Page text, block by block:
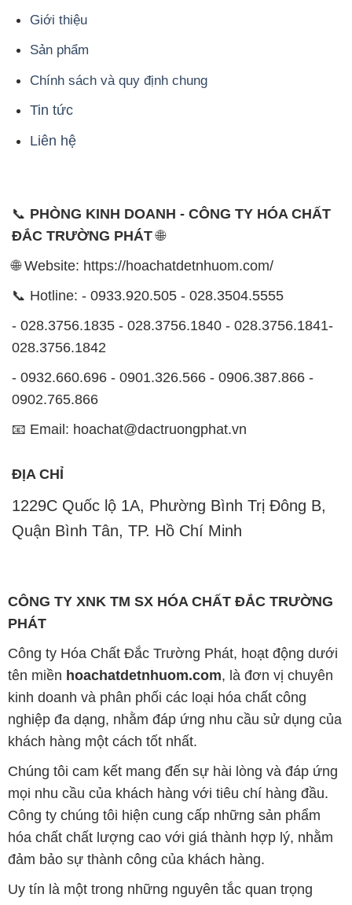
Giới thiệu
Sản phẩm
Chính sách và quy định chung
Tin tức
Liên hệ
📞 PHÒNG KINH DOANH - CÔNG TY HÓA CHẤT
ĐẮC TRƯỜNG PHÁT🌐
🌐 Website: https://hoachatdetnhuom.com/
📞 Hotline: - 0933.920.505 - 028.3504.5555
- 028.3756.1835 - 028.3756.1840 - 028.3756.1841-
028.3756.1842
- 0932.660.696 - 0901.326.566 - 0906.387.866 -
0902.765.866
📧 Email: hoachat@dactruongphat.vn
ĐỊA CHỈ
1229C Quốc lộ 1A, Phường Bình Trị Đông B,
Quận Bình Tân, TP. Hồ Chí Minh
CÔNG TY XNK TM SX HÓA CHẤT ĐẮC TRƯỜNG
PHÁT
Công ty Hóa Chất Đắc Trường Phát, hoạt động dưới
tên miền hoachatdetnhuom.com, là đơn vị chuyên
kinh doanh và phân phối các loại hóa chất công
nghiệp đa dạng, nhằm đáp ứng nhu cầu sử dụng của
khách hàng một cách tốt nhất.
Chúng tôi cam kết mang đến sự hài lòng và đáp ứng
mọi nhu cầu của khách hàng với tiêu chí hàng đầu.
Công ty chúng tôi hiện cung cấp những sản phẩm
hóa chất chất lượng cao với giá thành hợp lý, nhằm
đảm bảo sự thành công của khách hàng.
Uy tín là một trong những nguyên tắc quan trọng